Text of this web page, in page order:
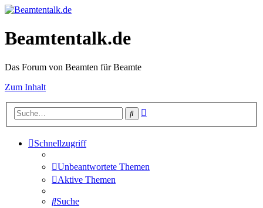
Beamtentalk.de
Das Forum von Beamten für Beamte
Zum Inhalt
Suche
Schnellzugriff
Unbeantwortete Themen
Aktive Themen
Suche